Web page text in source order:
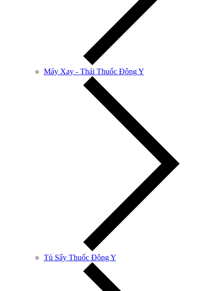
Máy Xay - Thái Thuốc Đông Y
Tủ Sấy Thuốc Đông Y